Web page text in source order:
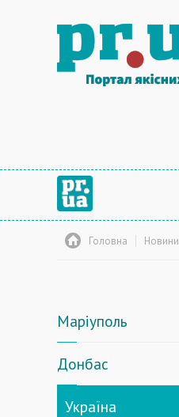
Головна Новини
Маріуполь
Донбас
Україна